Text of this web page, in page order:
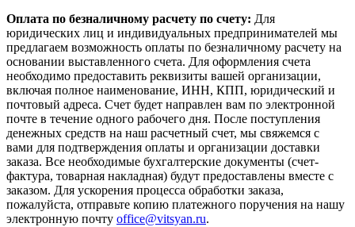
Оплата по безналичному расчету по счету: Для
юридических лиц и индивидуальных предпринимателей мы
предлагаем возможность оплаты по безналичному расчету на
основании выставленного счета. Для оформления счета
необходимо предоставить реквизиты вашей организации,
включая полное наименование, ИНН, КПП, юридический и
почтовый адреса. Счет будет направлен вам по электронной
почте в течение одного рабочего дня. После поступления
денежных средств на наш расчетный счет, мы свяжемся с
вами для подтверждения оплаты и организации доставки
заказа. Все необходимые бухгалтерские документы (счет-
фактура, товарная накладная) будут предоставлены вместе с
заказом. Для ускорения процесса обработки заказа,
пожалуйста, отправьте копию платежного поручения на нашу
электронную почту office@vitsyan.ru.